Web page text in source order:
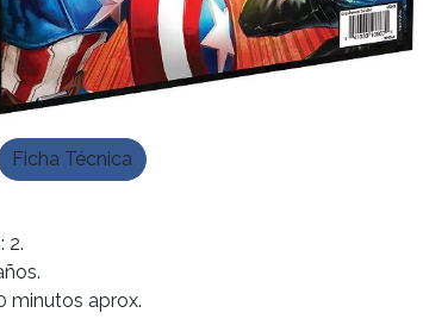
2.
minutos aprox.
Ficha Técnica